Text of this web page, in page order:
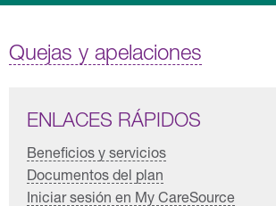
Quejas y apelaciones
ENLACES RÁPIDOS
Beneficios y servicios
Documentos del plan
Iniciar sesión en My CareSource